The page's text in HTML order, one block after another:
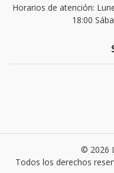
Horarios de atención:
18:00
© 2026
Todos los derechos